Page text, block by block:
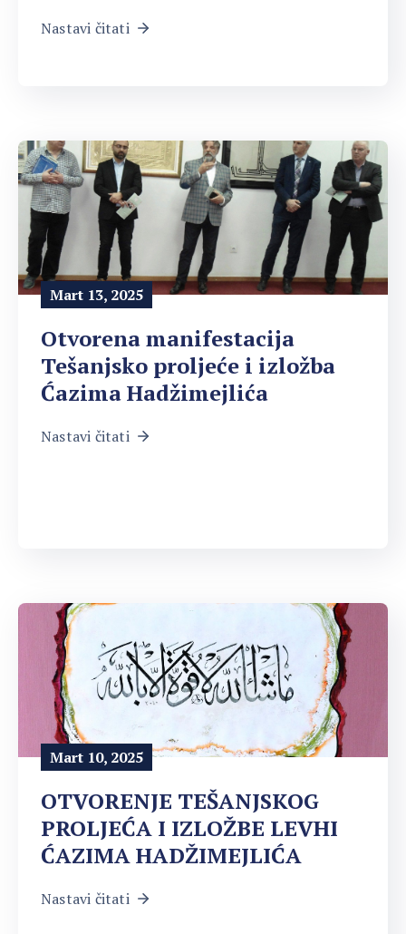
Nastavi čitati
Mart 13, 2025
Otvorena manifestacija
Tešanjsko proljeće i izložba
Ćazima Hadžimejlića
Nastavi čitati
Mart 10, 2025
OTVORENJE TEŠANJSKOG
PROLJEĆA I IZLOŽBE LEVHI
ĆAZIMA HADŽIMEJLIĆA
Nastavi čitati